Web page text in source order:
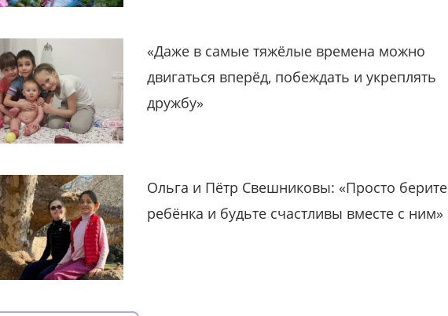
«Даже в самые тяжёлые времена можно
двигаться вперёд, побеждать и укреплять
дружбу»
Ольга и Пётр Свешниковы: «Просто берите
ребёнка и будьте счастливы вместе с ним»